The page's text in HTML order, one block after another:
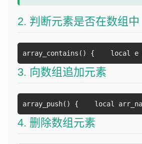
2. 判断元素是否在数组中
array_contains() {    local e
3. 向数组追加元素
array_push() {    local
4. 删除数组元素